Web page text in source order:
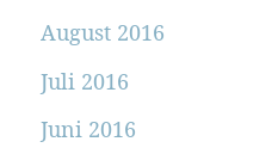
August 2016
Juli 2016
Juni 2016